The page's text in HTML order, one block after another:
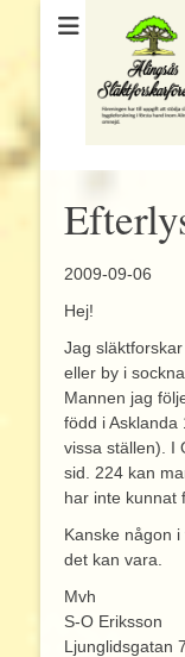
2009-09-06
Hej!
Jag
eller by i
Mannen jag
född i Asklanda
vissa ställen). I
sid. 224 kan
har inte kunnat
Kanske någon
det kan vara.
Mvh
S-O Eriksson
Ljunglidsgatan 7